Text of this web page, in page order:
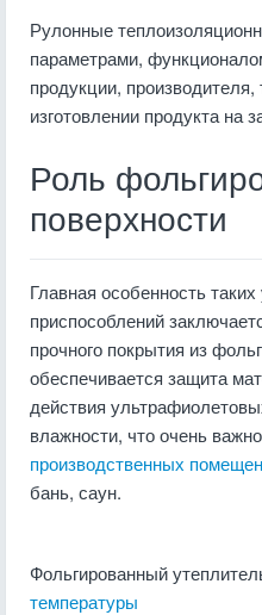
Рулонные
параметрами,
продукции,
изготовлении продукта на
Роль
поверхности
Главная особенность
приспособлений
прочного покрытия из
обеспечивается защита
действия
влажности, что очень
производственных
бань, саун.
Фольгированный
температуры